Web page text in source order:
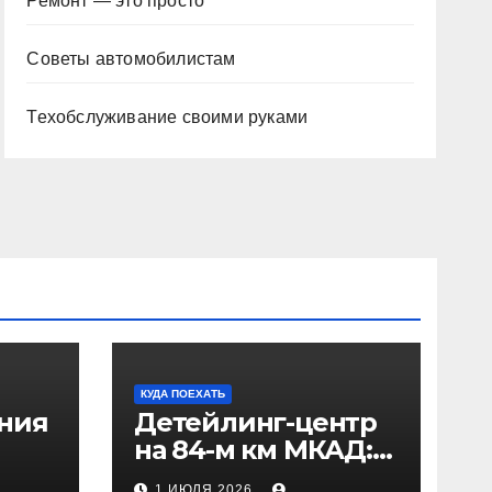
Советы автомобилистам
Техобслуживание своими руками
КУДА ПОЕХАТЬ
Детейлинг-центр
на 84-м км МКАД:
адрес и проезд